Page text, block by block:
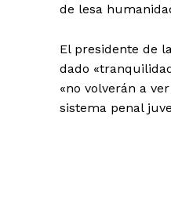
de lesa
El presidente de
dado
«no volverán a
sistema penal